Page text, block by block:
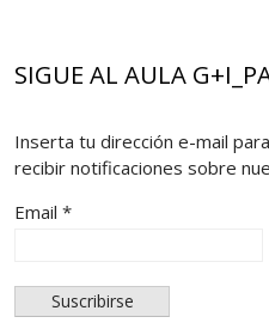
SIGUE AL AULA
Inserta tu dirección e-mail
recibir notificaciones sobre
Email *